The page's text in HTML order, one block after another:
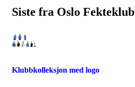
Siste fra Oslo Fekteklub
Klubbkolleksjon med logo